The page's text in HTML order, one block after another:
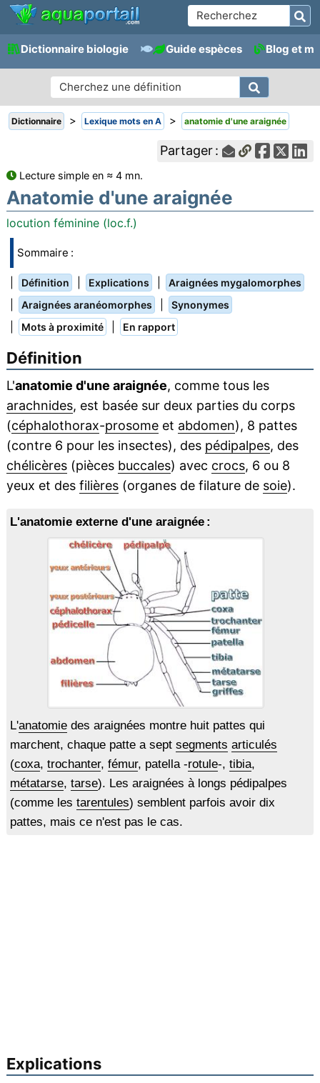
Dictionnaire biologie Guide espèces Blog et
Dictionnaire > Lexique mots en A > anatomie d'une araignée
Partager :
Lecture simple en ≈ 4 mn.
Anatomie d'une araignée
locution féminine (loc.f.)
Sommaire :
Définition Explications Araignées mygalomorphes
Araignées aranéomorphes Synonymes
Mots à proximité En rapport
Définition
L'anatomie d'une araignée, comme tous les
arachnides, est basée sur deux parties du corps
(céphalothorax-prosomeet abdomen), 8 pattes
(contre 6 pour les insectes), des pédipalpes, des
chélicères(pièces buccales) avec crocs, 6 ou 8
yeux et des filières(organes de filature de soie).
L'anatomie externe d'une araignée :
L'anatomiedes araignées montre huit pattes qui
marchent, chaque patte a sept segments articulés
(coxa, trochanter, fémur, patella -rotule-, tibia,
métatarse, tarse). Les araignées à longs pédipalpes
(comme les tarentules) semblent parfois avoir dix
pattes, mais ce n'est pas le cas.
Explications